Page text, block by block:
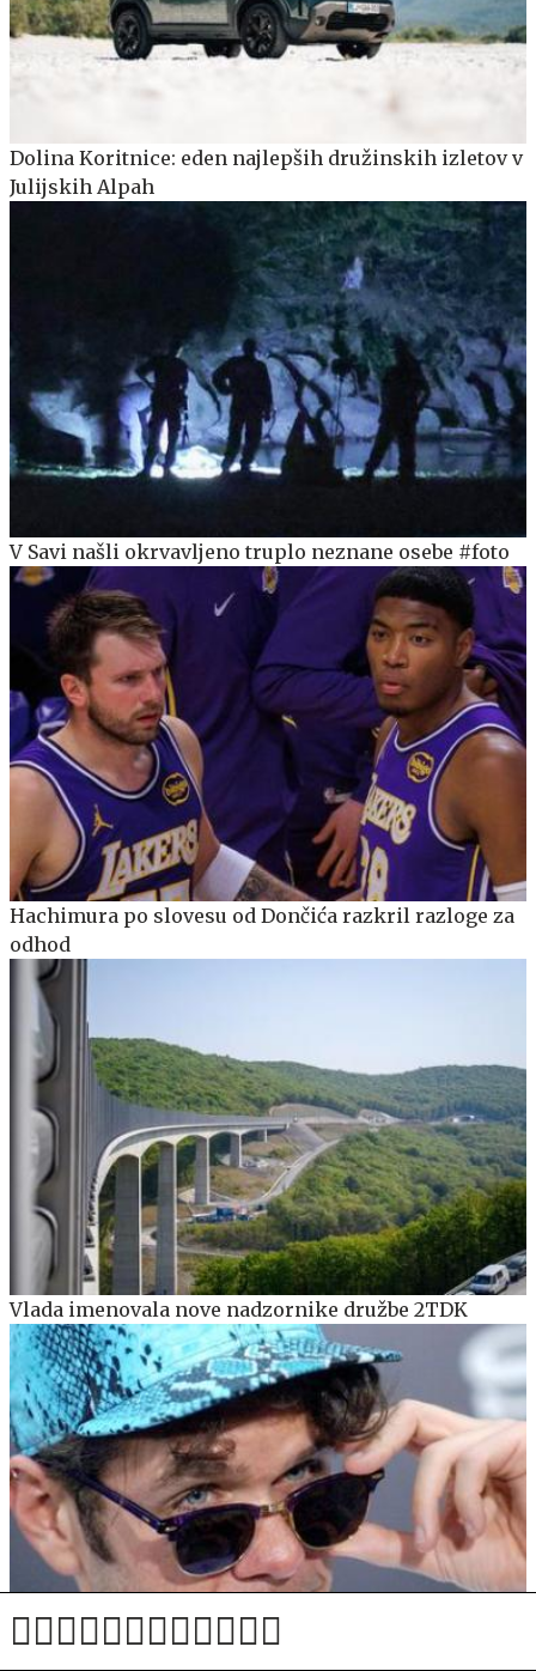
Dolina Koritnice: eden najlepših družinskih izletov v
Julijskih Alpah
V Savi našli okrvavljeno truplo neznane osebe #foto
Hachimura po slovesu od Dončića razkril razloge za
odhod
Vlada imenovala nove nadzornike družbe 2TDK